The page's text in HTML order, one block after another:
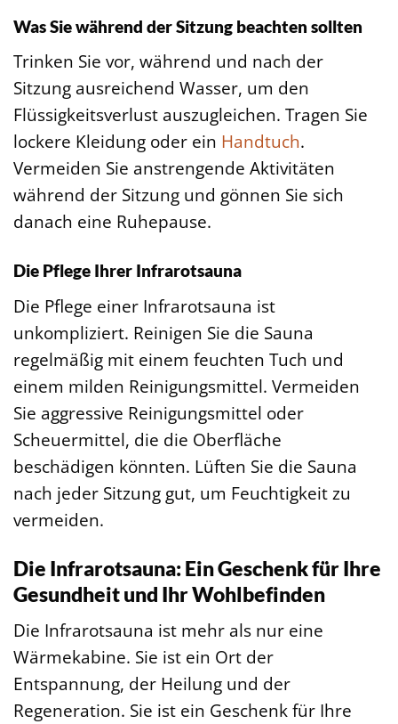
Was Sie während der Sitzung beachten sollten
Trinken Sie vor, während und nach der
Sitzung ausreichend Wasser, um den
Flüssigkeitsverlust auszugleichen. Tragen Sie
lockere Kleidung oder ein Handtuch.
Vermeiden Sie anstrengende Aktivitäten
während der Sitzung und gönnen Sie sich
danach eine Ruhepause.
Die Pflege Ihrer Infrarotsauna
Die Pflege einer Infrarotsauna ist
unkompliziert. Reinigen Sie die Sauna
regelmäßig mit einem feuchten Tuch und
einem milden Reinigungsmittel. Vermeiden
Sie aggressive Reinigungsmittel oder
Scheuermittel, die die Oberfläche
beschädigen könnten. Lüften Sie die Sauna
nach jeder Sitzung gut, um Feuchtigkeit zu
vermeiden.
Die Infrarotsauna: Ein Geschenk für Ihre
Gesundheit und Ihr Wohlbefinden
Die Infrarotsauna ist mehr als nur eine
Wärmekabine. Sie ist ein Ort der
Entspannung, der Heilung und der
Regeneration. Sie ist ein Geschenk für Ihre